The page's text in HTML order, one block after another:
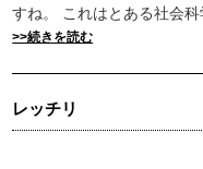
すね。 これはとある社会科
>>続きを読む
レッチリ